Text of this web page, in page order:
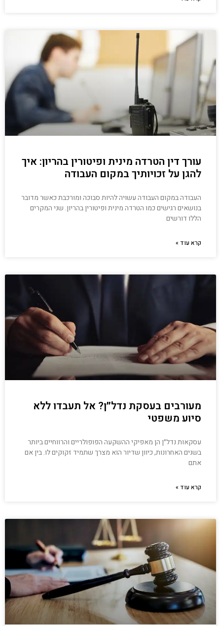
עורך דין הטרדה מינית ופיטורין בהריון: איך
להגן על זכויותיך במקום העבודה
העבודה במקום העבודה עשויה להיות סבוכה ומורכבת כאשר מדובר
בנושאים רגישים כמו הטרדה מינית ופיטורין בהריון. שני המקרים
הללו דורשים
קרא עוד »
מעורבים בעסקת נדל״ן? אל תעבדו ללא
סיוע משפטי
עסקאות נדל״ן הן מאפיקי ההשקעה הפופולריים והרווחיים ביותר
בשנים האחרונות, כיוון שדיור הוא מצרך שתמיד זקוקים לו. בין אם
אתם
קרא עוד »